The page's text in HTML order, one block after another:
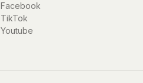
Facebook
TikTok
Youtube